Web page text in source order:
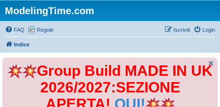
ModelingTime.com
FAQ Regole Login
Iscriviti
Indice
Group Build MADE IN UK
2026/2027:SEZIONE